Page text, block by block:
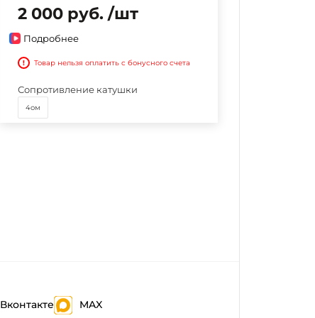
2 000 руб. /шт
Подробнее
! Товар нельзя оплатить с бонусного счета
Сопротивление катушки
4ом
Вконтакте MAX